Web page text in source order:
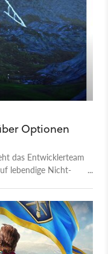
Optionen
das Entwicklerteam
lebendige Nicht-